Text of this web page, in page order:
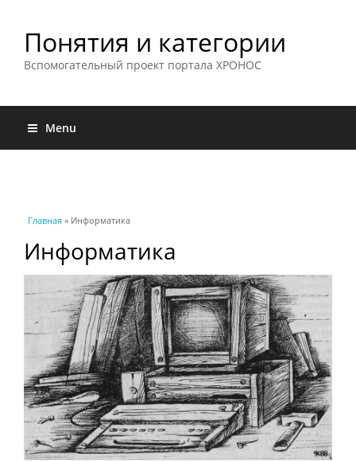
Понятия и категории
Вспомогательный проект портала ХРОНОС
Menu
Вы здесь
Главная » Информатика
Информатика